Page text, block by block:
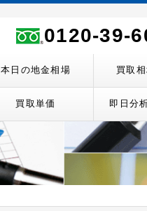
0120-39-
本日の地金相場 買取
買取単価 即日分